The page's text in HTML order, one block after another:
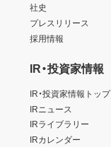
社史
プレスリリース
採用情報
IR・投資家情報
IR・投資家情報トップ
IRニュース
IRライブラリー
IRカレンダー